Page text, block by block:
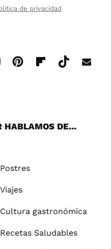
de privacidad
HABLAMOS DE...
Postres
Viajes
Cultura gastronómica
Recetas Saludables